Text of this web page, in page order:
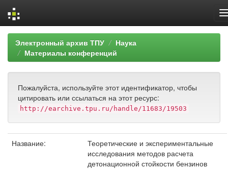
Skip
navigation
Электронный архив ТПУ
Наука
Материалы конференций
Пожалуйста, используйте этот идентификатор, чтобы
цитировать или ссылаться на этот ресурс:
http://earchive.tpu.ru/handle/11683/19503
Название:
Теоретические и экспериментальные
исследования методов расчета
детонационной стойкости бензинов